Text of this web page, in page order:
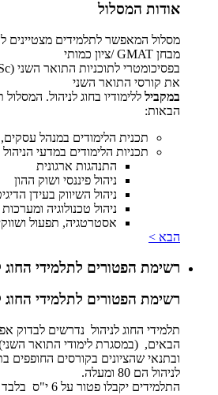
אודות המסלול
מסלול המאפשר לתלמידים מצטיינים
מבחן GMAT /ציון כמותי
את קורסי התואר השני
במקביל ללימודיו בחוג לניהול.
הבאות:
תכנית הלימודים במנהל עסקים, MBA.
תכניות הלימודים במדעי הניהול M.Sc. בהתמחויות הבאות:
התנהגות ארגונית
ניהול פיננסי ושוק ההון
ניהול השיווק בעידן
ניהול טכנולוגיה
אסטרטגיה, תפעול
הבא >
רשימת הפטורים לתלמידי החוג
רשימת הפטורים לתלמידי החוג
תלמידי החוג לניהול נדרשים לבדוק
הבאים, (במסגרת לימודי התואר
ובתנאי שהציונים בקורסים החופפים
לניהול הם 80 ומעלה.
התלמידים יקבלו פטור על 6 י"ס בלבד . 1 י''ס = 2 ש''ס.